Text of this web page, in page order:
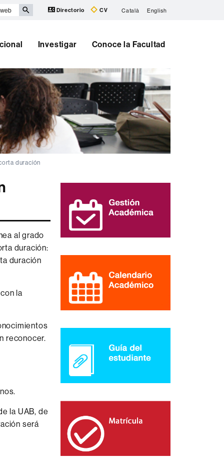
Directorio CV Català English
Investigar Conoce la Facultad
duración
al grado
duración:
duración
la
reconocer.
la UAB, de
será
Información
complementaria